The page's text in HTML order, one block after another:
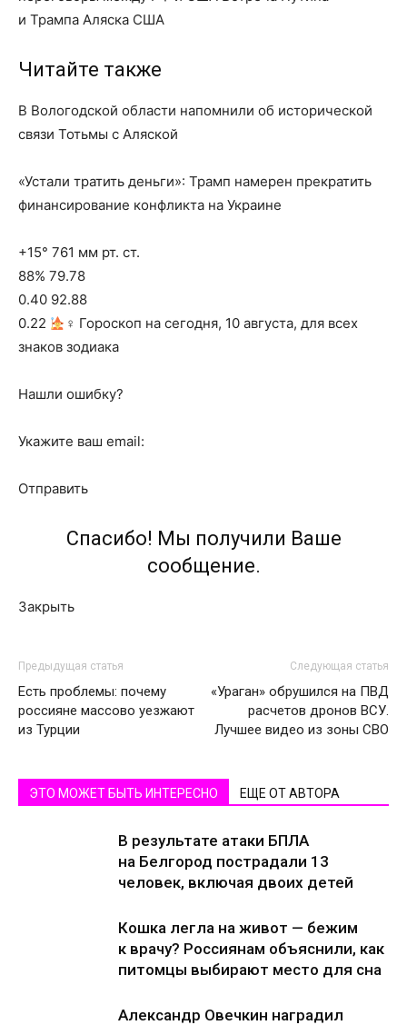
и Трампа Аляска США
Читайте также
В Вологодской области напомнили об исторической
связи Тотьмы с Аляской
«Устали тратить деньги»: Трамп намерен прекратить
финансирование конфликта на Украине
+15° 761 мм рт. ст.
88% 79.78
0.40 92.88
0.22
‍♀ Гороскоп на сегодня, 10 августа, для всех
знаков зодиака
Нашли ошибку?
Укажите ваш email:
Отправить
Спасибо! Мы получили Ваше
сообщение.
Закрыть
Предыдущая статья
Есть проблемы: почему
россияне массово уезжают
из Турции
Следующая статья
«Ураган» обрушился на ПВД
расчетов дронов ВСУ.
Лучшее видео из зоны СВО
ЭТО МОЖЕТ БЫТЬ ИНТЕРЕСНО ЕЩЕ ОТ АВТОРА
В результате атаки БПЛА
на Белгород пострадали 13
человек, включая двоих детей
Кошка легла на живот — бежим
к врачу? Россиянам объяснили, как
питомцы выбирают место для сна
Александр Овечкин наградил